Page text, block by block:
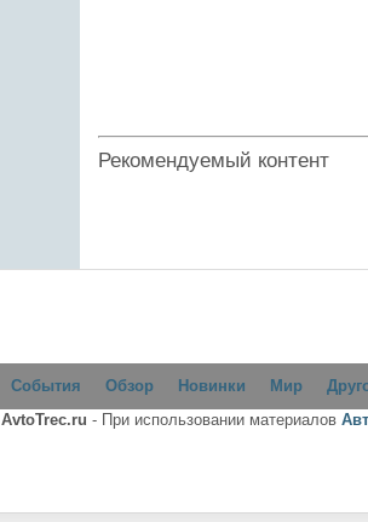
Рекомендуемый контент
События Обзор Новинки Мир
AvtoTrec.ru - При использовании материалов